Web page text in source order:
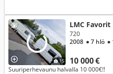
15
LMC Favorit
10 000 €
720
2008 ● 7 hlö ●
Suuriperhevaunu halvalla 10 000€!!